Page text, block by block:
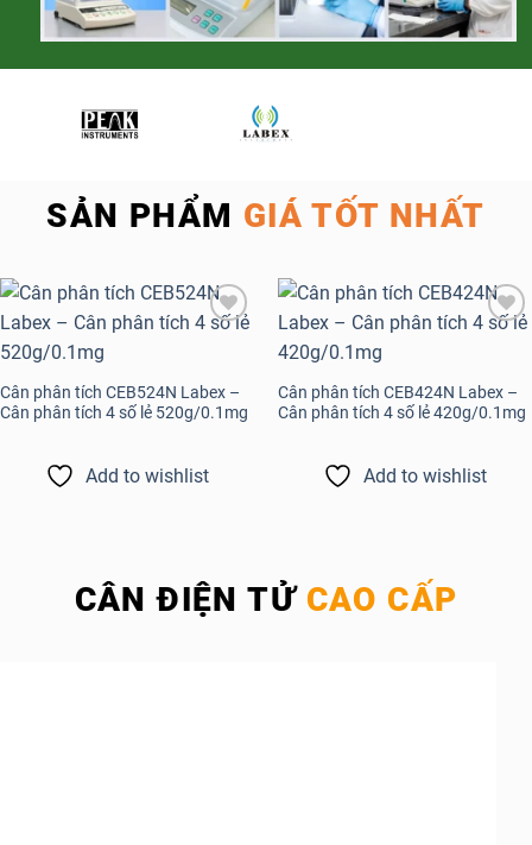
SẢN PHẨM GIÁ TỐT NHẤT
Cân phân tích CEB524N Labex –
Cân phân tích 4 số lẻ 520g/0.1mg
Add to wishlist
Cân phân tích CEB424N Labex –
Cân phân tích 4 số lẻ 420g/0.1mg
Add to wishlist
CÂN ĐIỆN TỬ CAO CẤP